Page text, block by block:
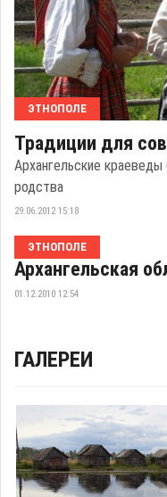
ЭТНОПОЛЕ
Традиции для
Архангельские
родства
29.06.2012 15:18
ЭТНОПОЛЕ
Архангельская
01.12.2010 12:54
ГАЛЕРЕИ